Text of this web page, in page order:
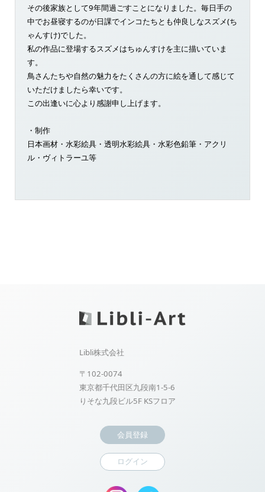
その後家族として9年間過ごすことになりました。毎日手の
中でお昼寝するのが日課でインコたちとも仲良しなスズメ(ち
ゃんすけ)でした。
私の作品に登場するスズメはちゅんすけを主に描いていま
す。
鳥さんたちや自然の魅力をたくさんの方に絵を通して感じて
いただけましたら幸いです。
この出逢いに心より感謝申し上げます。
・制作
日本画材・水彩絵具・透明水彩絵具・水彩色鉛筆・アクリ
ル・ヴィトラーユ等
Libli株式会社
〒102-0074
東京都千代田区九段南1-5-6
りそな九段ビル5F KSフロア
会員登録
ログイン